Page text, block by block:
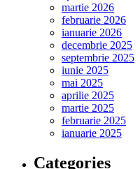
martie 2026
februarie 2026
ianuarie 2026
decembrie 2025
septembrie 2025
iunie 2025
mai 2025
aprilie 2025
martie 2025
februarie 2025
ianuarie 2025
Categories